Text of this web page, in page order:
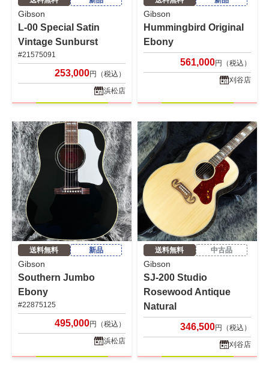
Gibson
L-00 Special Satin
Vintage Sunburst
#21575091
253,000円（税込）
浜松店
Gibson
Hummingbird Original
Ebony
561,000円（税込）
刈谷店
送料無料 新品
Gibson
Southern Jumbo
Ebony
#22875125
495,000円（税込）
浜松店
送料無料 中古品
Gibson
SJ-200 Studio
Rosewood Antique
Natural
346,500円（税込）
刈谷店